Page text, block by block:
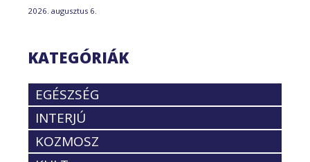
2026. augusztus 6.
KATEGÓRIÁK
EGÉSZSÉG
INTERJÚ
KOZMOSZ